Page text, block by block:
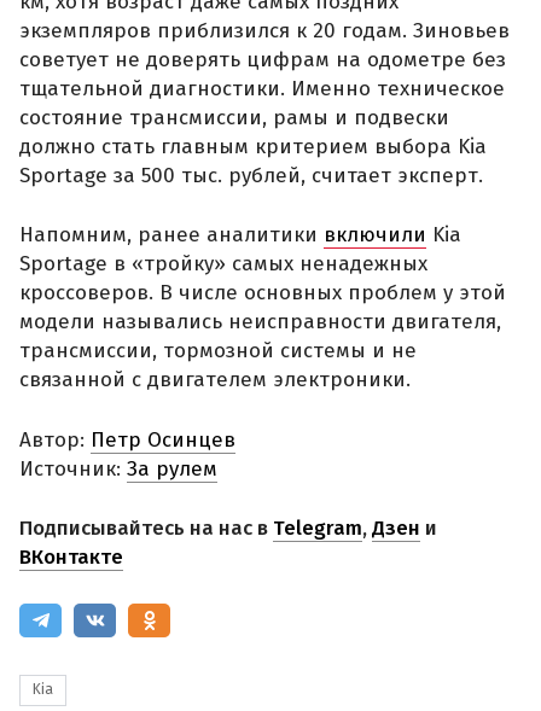
экземпляров приблизился к 20 годам. Зиновьев
советует не доверять цифрам на одометре без
тщательной диагностики. Именно техническое
состояние трансмиссии, рамы и подвески
должно стать главным критерием выбора Kia
Sportage за 500 тыс. рублей, считает эксперт.
Напомним, ранее аналитики включили Kia
Sportage в «тройку» самых ненадежных
кроссоверов. В числе основных проблем у этой
модели назывались неисправности двигателя,
трансмиссии, тормозной системы и не
связанной с двигателем электроники.
Автор: Петр Осинцев
Источник: За рулем
Подписывайтесь на нас в Telegram,Дзен и
ВКонтакте
Kia